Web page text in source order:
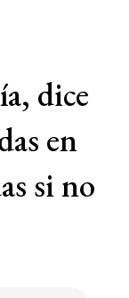
dice
en
si no